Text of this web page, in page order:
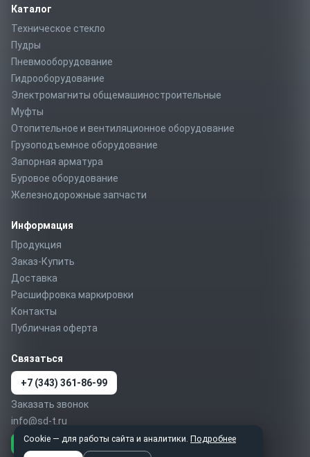
Каталог
Техническое стекло
Пудры
Пневмооборудование
Гидрооборудование
Электромагниты общемашиностроительные
Муфты
Отопительное и вентиляционное оборудование
Грузоподъемное оборудование
Запорная арматура
Буровое оборудование
Железнодорожные запчасти
Информация
Продукция
Заказ-Купить
Доставка
Расшифровка маркировки
Контакты
Публичная оферта
Связаться
+7 (343) 361-86-99
Заказать звонок
info@sd-t.ru
WhatsApp Telegram MAX
Cookie — для работы сайта и аналитики. Подробнее